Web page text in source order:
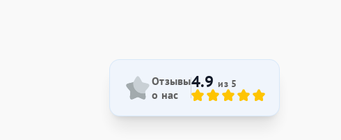
Отзывы
о нас
4.9из 5